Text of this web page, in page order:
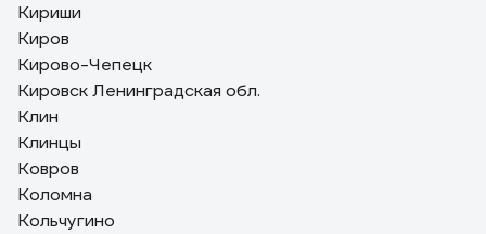
Кириши
Киров
Кирово-Чепецк
Кировск Ленинградская обл.
Клин
Клинцы
Ковров
Коломна
Кольчугино